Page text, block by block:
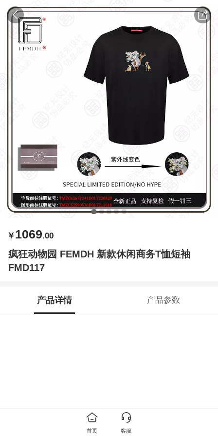
￥ 1069.00
疯狂动物园 FEMDH 新款休闲商务T恤短袖
FMD117
产品详情 产品参数
首页 客服